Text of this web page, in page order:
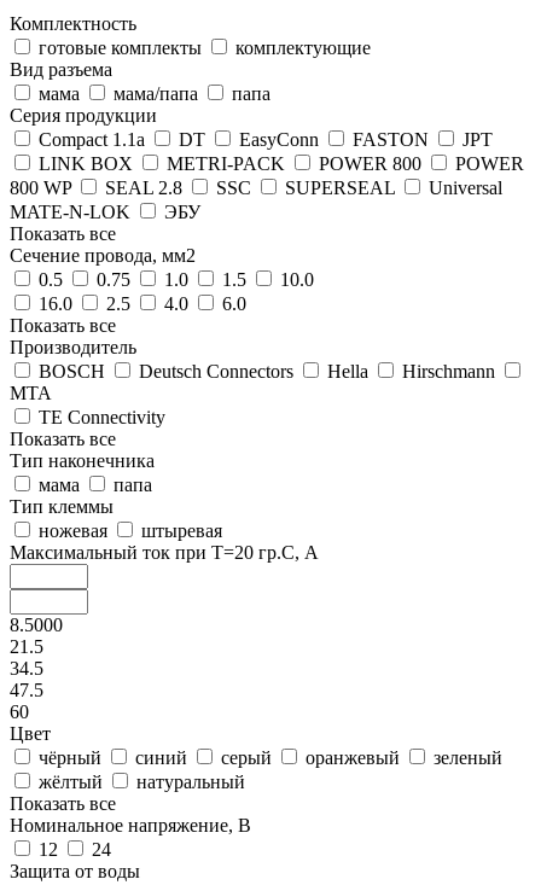
Комплектность
готовые комплекты
комплектующие
Вид разъема
мама
мама/папа
папа
Серия продукции
Compact 1.1a
DT EasyConn FASTON
JPT
LINK BOX
METRI-PACK POWER 800
POWER
800 WP
SEAL 2.8 SSC SUPERSEAL
Universal
MATE-N-LOK
ЭБУ
Показать все
Сечение провода, мм2
0.5
0.75 1.0 1.5
10.0
16.0
2.5 4.0
6.0
Показать все
Производитель
BOSCH
Deutsch Connectors Hella
Hirschmann
MTA
TE Connectivity
Показать все
Тип наконечника
мама
папа
Тип клеммы
ножевая
штыревая
Максимальный ток при Т=20 гр.С, А
8.5000
21.5
34.5
47.5
60
Цвет
чёрный
синий серый оранжевый
зеленый
жёлтый
натуральный
Показать все
Номинальное напряжение, В
12
24
Защита от воды